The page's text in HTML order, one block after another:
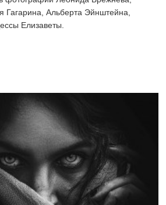
Альберта Эйнштейна,
Елизаветы.